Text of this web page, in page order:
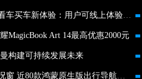
京东汽车联合极氪刷新看车买车新体验：用户可线上体验极氪001
MagicBook Art 14最高优惠2000元
构建可持续发展未来
深度融合意图框架和实况窗 近80款鸿蒙原生版出行导航应用已上架